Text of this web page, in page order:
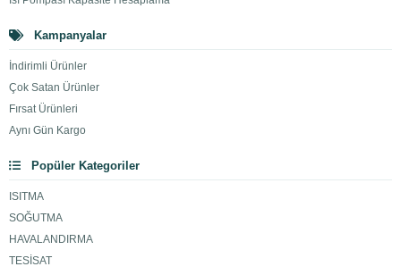
Kampanyalar
İndirimli Ürünler
Çok Satan Ürünler
Fırsat Ürünleri
Aynı Gün Kargo
Popüler Kategoriler
ISITMA
SOĞUTMA
HAVALANDIRMA
TESİSAT